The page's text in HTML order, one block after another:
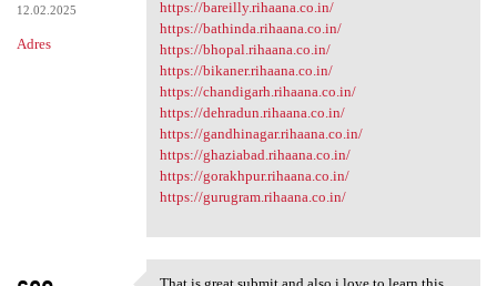
12.02.2025
Adres
https://bareilly.rihaana.co.in/
https://bathinda.rihaana.co.in/
https://bhopal.rihaana.co.in/
https://bikaner.rihaana.co.in/
https://chandigarh.rihaana.co.in/
https://dehradun.rihaana.co.in/
https://gandhinagar.rihaana.co.in/
https://ghaziabad.rihaana.co.in/
https://gorakhpur.rihaana.co.in/
https://gurugram.rihaana.co.in/